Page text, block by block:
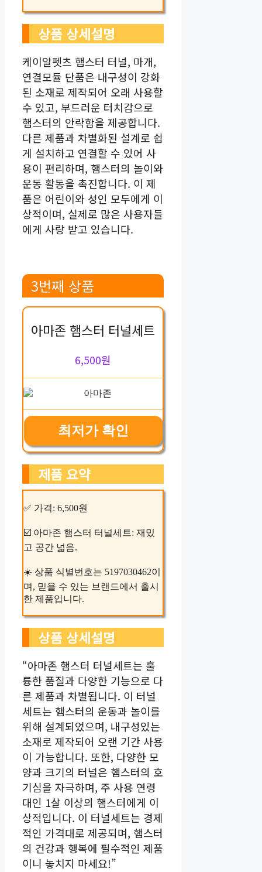
상품 상세설명
케이알펫츠 햄스터 터널, 마개,
연결모듈 단품은 내구성이 강화
된 소재로 제작되어 오래 사용할
수 있고, 부드러운 터치감으로
햄스터의 안락함을 제공합니다.
다른 제품과 차별화된 설계로 쉽
게 설치하고 연결할 수 있어 사
용이 편리하며, 햄스터의 놀이와
운동 활동을 촉진합니다. 이 제
품은 어린이와 성인 모두에게 이
상적이며, 실제로 많은 사용자들
에게 사랑 받고 있습니다.
3번째 상품
아마존 햄스터 터널세트
6,500원
최저가 확인
제품 요약
✅ 가격: 6,500원
☑️ 아마존 햄스터 터널세트: 재밌
고 공간 넓음.
☀️ 상품 식별번호는 5197030462이
며, 믿을 수 있는 브랜드에서 출시
한 제품입니다.
상품 상세설명
“아마존 햄스터 터널세트는 훌
륭한 품질과 다양한 기능으로 다
른 제품과 차별됩니다. 이 터널
세트는 햄스터의 운동과 놀이를
위해 설계되었으며, 내구성있는
소재로 제작되어 오랜 기간 사용
이 가능합니다. 또한, 다양한 모
양과 크기의 터널은 햄스터의 호
기심을 자극하며, 주 사용 연령
대인 1살 이상의 햄스터에게 이
상적입니다. 이 터널세트는 경제
적인 가격대로 제공되며, 햄스터
의 건강과 행복에 필수적인 제품
이니 놓치지 마세요!”